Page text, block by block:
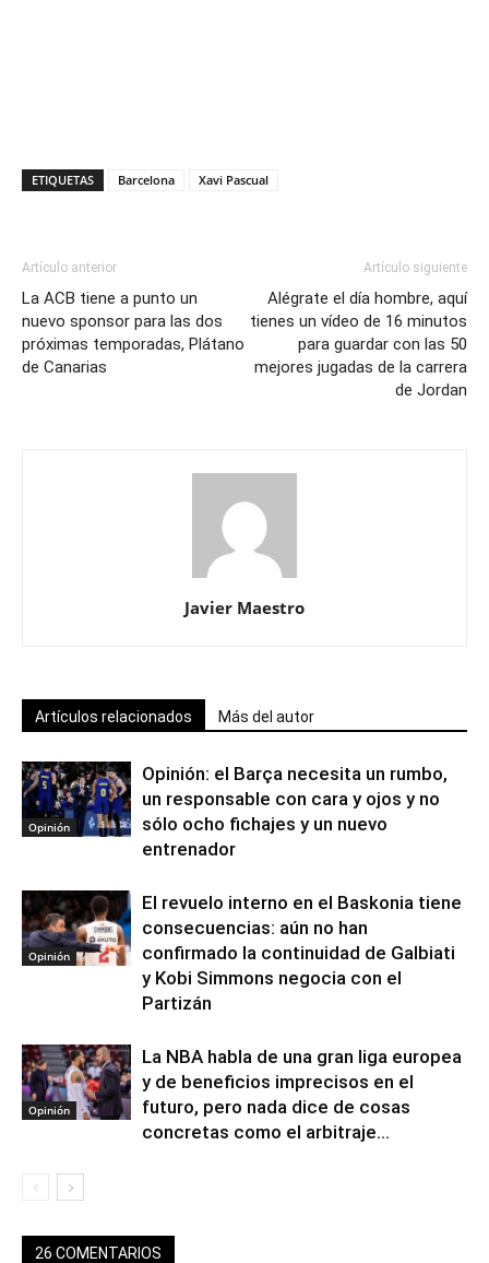
ETIQUETAS Barcelona Xavi Pascual
Artículo anterior
La ACB tiene a punto un
nuevo sponsor para las dos
próximas temporadas, Plátano
de Canarias
Artículo siguiente
Alégrate el día hombre, aquí
tienes un vídeo de 16 minutos
para guardar con las 50
mejores jugadas de la carrera
de Jordan
Javier Maestro
Artículos relacionados Más del autor
Opinión
Opinión: el Barça necesita un rumbo,
un responsable con cara y ojos y no
sólo ocho fichajes y un nuevo
entrenador
Opinión
El revuelo interno en el Baskonia tiene
consecuencias: aún no han
confirmado la continuidad de Galbiati
y Kobi Simmons negocia con el
Partizán
Opinión
La NBA habla de una gran liga europea
y de beneficios imprecisos en el
futuro, pero nada dice de cosas
concretas como el arbitraje...
26 COMENTARIOS